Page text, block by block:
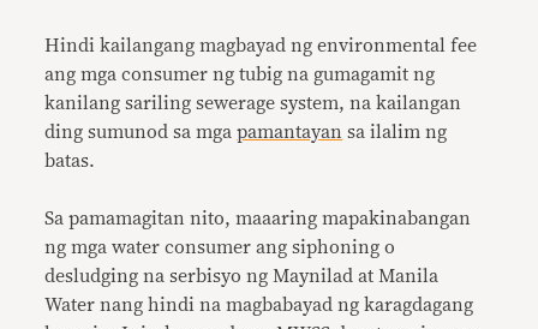
Hindi kailangang magbayad ng environmental fee
ang mga consumer ng tubig na gumagamit ng
kanilang sariling sewerage system, na kailangan
ding sumunod sa mgapamantayan sa ilalim ng
batas.
Sa pamamagitan nito, maaaring mapakinabangan
ng mga water consumer ang siphoning o
desludging na serbisyo ng Maynilad at Manila
Water nang hindi na magbabayad ng karagdagang